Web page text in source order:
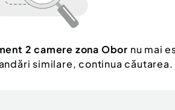
2 camere zona Obor nu mai
similare, continua căutarea.